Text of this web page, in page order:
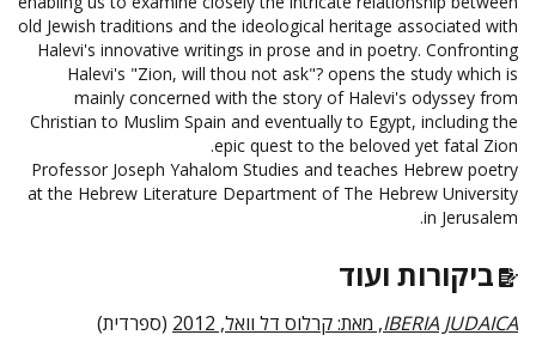
old Jewish traditions and the ideological heritage associated with
Halevi's innovative writings in prose and in poetry. Confronting
Halevi's "Zion, will thou not ask"? opens the study which is
mainly concerned with the story of Halevi's odyssey from
Christian to Muslim Spain and eventually to Egypt, including the
epic quest to the beloved yet fatal Zion.
Professor Joseph Yahalom Studies and teaches Hebrew poetry
at the Hebrew Literature Department of The Hebrew University
in Jerusalem.
ביקורות ועוד
IBERIA JUDAICA
, מאת: קרלוס דל וואל, 2012 (ספרדית)